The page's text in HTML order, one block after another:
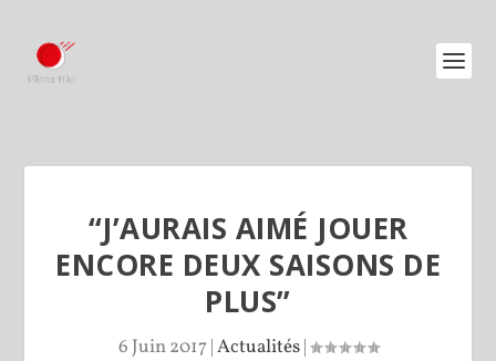
“J’AURAIS AIMÉ JOUER
ENCORE DEUX SAISONS DE
PLUS”
6 Juin 2017|Actualités|